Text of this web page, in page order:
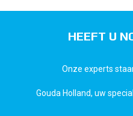
HEEFT U
Onze experts
Gouda Holland, uw